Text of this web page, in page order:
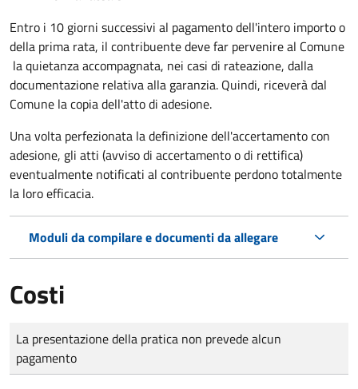
Entro i 10 giorni successivi al pagamento dell'intero importo o
della prima rata, il contribuente deve far pervenire al Comune
la quietanza accompagnata, nei casi di rateazione, dalla
documentazione relativa alla garanzia. Quindi, riceverà dal
Comune la copia dell'atto di adesione.
Una volta perfezionata la definizione dell'accertamento con
adesione, gli atti (avviso di accertamento o di rettifica)
eventualmente notificati al contribuente perdono totalmente
la loro efficacia.
Moduli da compilare e documenti da allegare
Costi
Tipo di pagamento
Importo
La presentazione della pratica non prevede alcun
pagamento